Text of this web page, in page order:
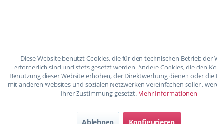
Diese Website benutzt Cookies, die für den technischen Betrieb der
erforderlich sind und stets gesetzt werden. Andere Cookies, die den
Benutzung dieser Website erhöhen, der Direktwerbung dienen oder
mit anderen Websites und sozialen Netzwerken vereinfachen sollen,
Ihrer Zustimmung gesetzt. Mehr Informationen
Ablehnen Konfigurieren